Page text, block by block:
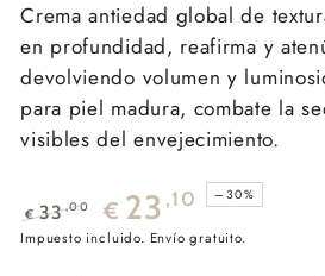
Crema antiedad global de
en profundidad, reafirma y
devolviendo volumen y
para piel madura, combate la
visibles del envejecimiento.
Precio
€ 33,00
Precio
€ 23 ,10 –30%
Impuesto incluido. Envío gratuito.